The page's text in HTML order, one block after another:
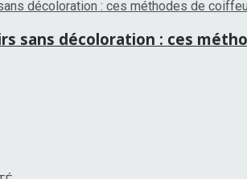
sans décoloration : ces